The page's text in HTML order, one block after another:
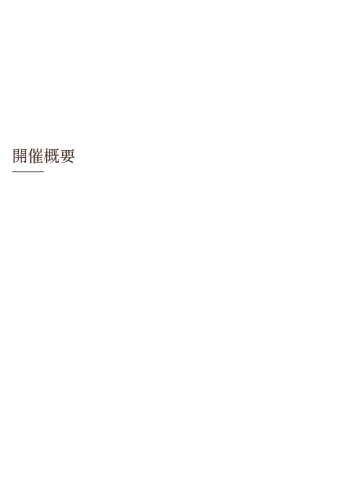
開催概要